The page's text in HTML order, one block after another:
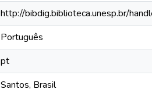
http://bibdig.biblioteca.unesp.br/
Português
pt
Santos, Brasil